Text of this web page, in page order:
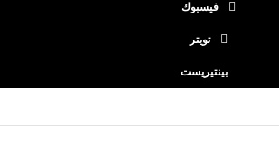
فيسبوك
تويتر
بينتيريست